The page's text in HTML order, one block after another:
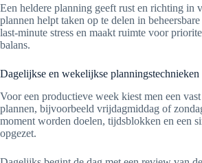
Een heldere planning geeft rust en richting in
plannen helpt taken op te delen in
last-minute stress en maakt ruimte voor
balans.
Dagelijkse en wekelijkse planningstechnieken
Voor een productieve week kiest men een
plannen, bijvoorbeeld vrijdagmiddag of
moment worden doelen, tijdsblokken en een
opgezet.